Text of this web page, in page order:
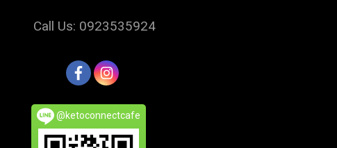
Call Us: 0923535924
@ketoconnectcafe